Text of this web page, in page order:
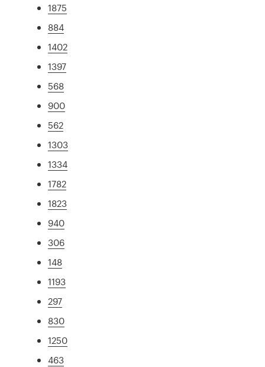
1875
884
1402
1397
568
900
562
1303
1334
1782
1823
940
306
148
1193
297
830
1250
463